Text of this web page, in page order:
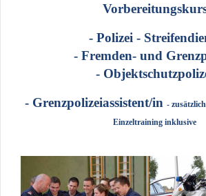
- Polizei -
- Fremden- und
-
- Grenzpolizeiassistent/in -
Einzeltraining inklusive